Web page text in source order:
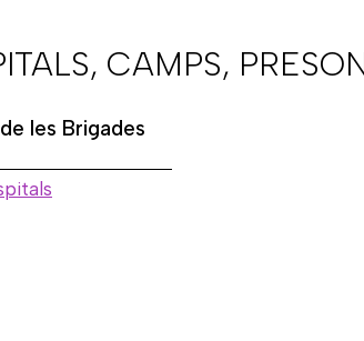
CAMPS,
les Brigades